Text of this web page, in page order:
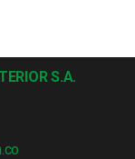
S.A.